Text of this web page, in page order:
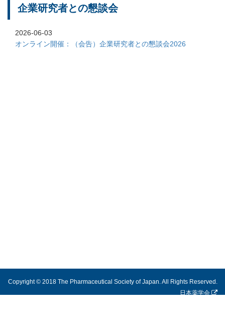
企業研究者との懇談会
2026-06-03
オンライン開催：（会告）企業研究者との懇談会2026
Copyright © 2018 The Pharmaceutical Society of Japan. All Rights Reserved.
日本薬学会